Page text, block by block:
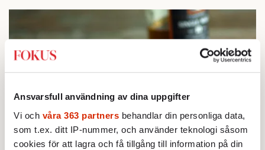
Ansvarsfull användning av dina uppgifter
Vi och våra 363 partners behandlar din personliga data,
som t.ex. ditt IP-nummer, och använder teknologi såsom
cookies för att lagra och få tillgång till information på din